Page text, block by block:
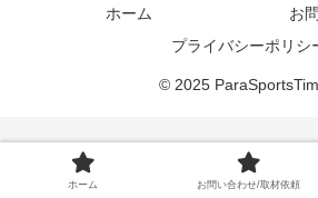
ホーム
お
プライバシーポリシ
© 2025
ホーム お問い合わせ/取材依頼